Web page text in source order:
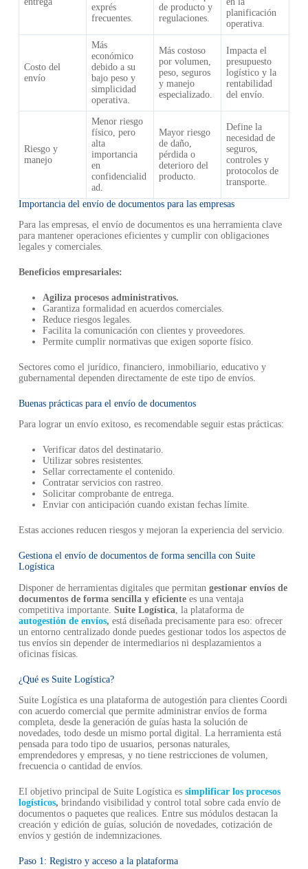
exprés
frecuentes.
de producto y
regulaciones.
planificación
operativa.
Costo del
envío
Más
económico
debido a su
bajo peso y
simplicidad
operativa.
Más costoso
por volumen,
peso, seguros
y manejo
especializado.
Impacta el
presupuesto
logístico y la
rentabilidad
del envío.
Riesgo y
manejo
Menor riesgo
físico, pero
alta
importancia
en
confidencialid
ad.
Mayor riesgo
de daño,
pérdida o
deterioro del
producto.
Define la
necesidad de
seguros,
controles y
protocolos de
transporte.
Importancia del envío de documentos para las empresas
Para las empresas, el envío de documentos es una herramienta clave
para mantener operaciones eficientes y cumplir con obligaciones
legales y comerciales.
Beneficios empresariales:
Agiliza procesos administrativos.
Garantiza formalidad en acuerdos comerciales.
Reduce riesgos legales.
Facilita la comunicación con clientes y proveedores.
Permite cumplir normativas que exigen soporte físico.
Sectores como el jurídico, financiero, inmobiliario, educativo y
gubernamental dependen directamente de este tipo de envíos.
Buenas prácticas para el envío de documentos
Para lograr un envío exitoso, es recomendable seguir estas prácticas:
Verificar datos del destinatario.
Utilizar sobres resistentes.
Sellar correctamente el contenido.
Contratar servicios con rastreo.
Solicitar comprobante de entrega.
Enviar con anticipación cuando existan fechas límite.
Estas acciones reducen riesgos y mejoran la experiencia del servicio.
Gestiona el envío de documentos de forma sencilla con Suite
Logística
Disponer de herramientas digitales que permitan gestionar envíos de
documentos de forma sencilla y eficientees una ventaja
competitiva importante. Suite Logística , la plataforma de
autogestión de envíos, está diseñada precisamente para eso: ofrecer
un entorno centralizado donde puedes gestionar todos los aspectos de
tus envíos sin depender de intermediarios ni desplazamientos a
oficinas físicas.
¿Qué es Suite Logística?
Suite Logística es una plataforma de autogestión para clientes Coordi
con acuerdo comercial que permite administrar envíos de forma
completa, desde la generación de guías hasta la solución de
novedades, todo desde un mismo portal digital. La herramienta está
pensada para todo tipo de usuarios, personas naturales,
emprendedores y empresas, y no tiene restricciones de volumen,
frecuencia o cantidad de envíos.
El objetivo principal de Suite Logística es simplificar los procesos
logísticos, brindando visibilidad y control total sobre cada envío de
documentos o paquetes que realices. Entre sus módulos destacan la
creación y edición de guías, solución de novedades, cotización de
envíos y gestión de indemnizaciones.
Paso 1: Registro y acceso a la plataforma